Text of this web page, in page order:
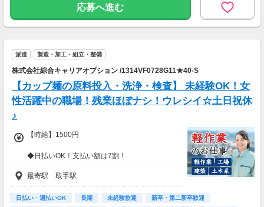
払いますが、可能な場合は、より早く、週払い
で前週稼働分をお支払いします。
登録の際に、希望配達エリアを選択いただき、
そのエリアでの業務を委託します（業務委
応募へ進む
派遣 製造・加工・組立・整備
株式会社綜合キャリアオプション /1314VF0728G11★40-S
【カップ麺の原料投入・洗浄・検査】 未経験OK！女
性活躍中の職場！残業ほぼナシ！ウレシイ☆土日祝休
♪
【時給】1500円
◆日払いOK！支払い額は7割！
※規定・支払い条件有
最寄駅 取手駅
日払い・週払いOK 長期 未経験歓迎 新卒・第二新卒歓迎